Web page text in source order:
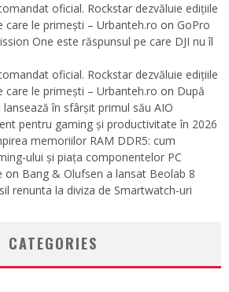
oficial. Rockstar dezvăluie edițiile
care le primești – Urbanteh.ro on GoPro
One este răspunsul pe care DJI nu îl
oficial. Rockstar dezvăluie edițiile
care le primești – Urbanteh.ro on După
în sfârșit primul său AIO
pentru gaming și productivitate în 2026
memoriilor RAM DDR5: cum
ului și piața componentelor PC
on Bang & Olufsen a lansat Beolab 8
renunta la diviza de Smartwatch-uri
CATEGORIES